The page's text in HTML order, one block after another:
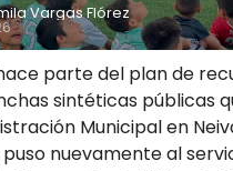
Vargas Flórez
parte del plan de
sintéticas públicas
Municipal en
puso nuevamente al